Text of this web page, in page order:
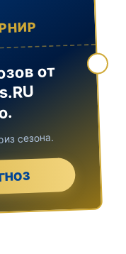
от
сезона.